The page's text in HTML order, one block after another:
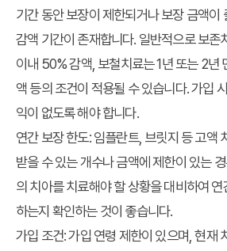
기간 동안 보장이 제한되거나 보장 금액이
감액 기간이 존재합니다. 일반적으로 보존
이내 50% 감액, 보철치료는 1년 또는 2년
액 등의 조건이 적용될 수 있습니다. 가입
익이 없도록 해야 합니다.
연간 보장 한도:임플란트, 브릿지 등 고액
받을 수 있는 개수나 금액에 제한이 있는
의 치아를 치료해야 할 상황을 대비하여
하는지 확인하는 것이 좋습니다.
가입 조건:가입 연령 제한이 있으며, 현재